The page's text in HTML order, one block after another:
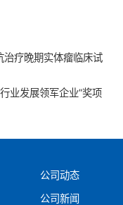
疗晚期实体瘤临床试
业发展领军企业”奖项
公司动态
公司新闻